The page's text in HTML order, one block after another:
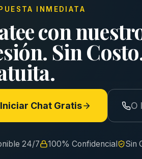
INMEDIATA
con
Sin
Iniciar Chat Gratis O
24/7 100% Confidencial Sin